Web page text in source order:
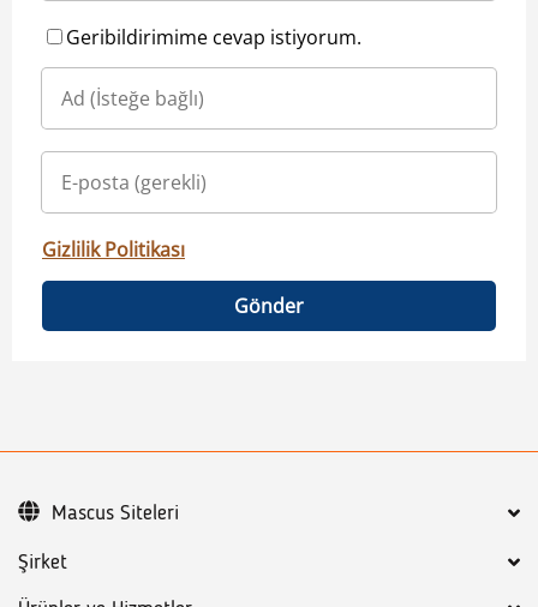
Geribildirimime cevap istiyorum.
Gizlilik Politikası
Gönder
Şirket
Mascus Siteleri